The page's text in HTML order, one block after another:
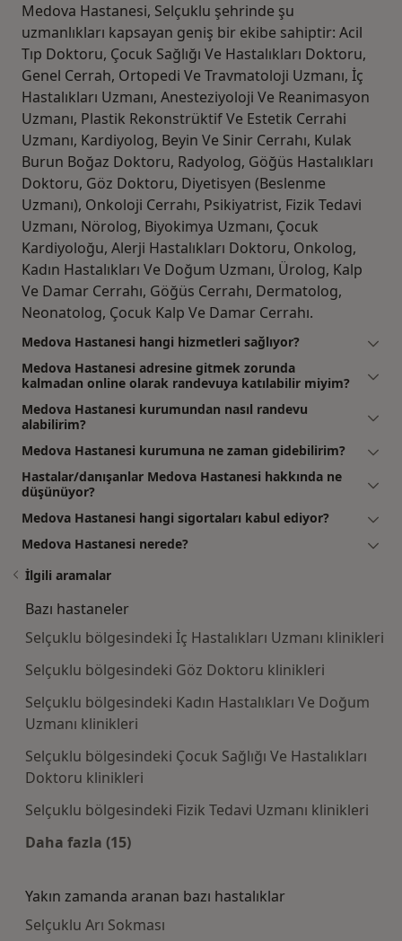
Medova Hastanesi, Selçuklu şehrinde şu
uzmanlıkları kapsayan geniş bir ekibe sahiptir: Acil
Tıp Doktoru, Çocuk Sağlığı Ve Hastalıkları Doktoru,
Genel Cerrah, Ortopedi Ve Travmatoloji Uzmanı, İç
Hastalıkları Uzmanı, Anesteziyoloji Ve Reanimasyon
Uzmanı, Plastik Rekonstrüktif Ve Estetik Cerrahi
Uzmanı, Kardiyolog, Beyin Ve Sinir Cerrahı, Kulak
Burun Boğaz Doktoru, Radyolog, Göğüs Hastalıkları
Doktoru, Göz Doktoru, Diyetisyen (Beslenme
Uzmanı), Onkoloji Cerrahı, Psikiyatrist, Fizik Tedavi
Uzmanı, Nörolog, Biyokimya Uzmanı, Çocuk
Kardiyoloğu, Alerji Hastalıkları Doktoru, Onkolog,
Kadın Hastalıkları Ve Doğum Uzmanı, Ürolog, Kalp
Ve Damar Cerrahı, Göğüs Cerrahı, Dermatolog,
Neonatolog, Çocuk Kalp Ve Damar Cerrahı.
Medova Hastanesi hangi hizmetleri sağlıyor?
Medova Hastanesi adresine gitmek zorunda
kalmadan online olarak randevuya katılabilir miyim?
Medova Hastanesi kurumundan nasıl randevu
alabilirim?
Medova Hastanesi kurumuna ne zaman gidebilirim?
Hastalar/danışanlar Medova Hastanesi hakkında ne
düşünüyor?
Medova Hastanesi hangi sigortaları kabul ediyor?
Medova Hastanesi nerede?
İlgili aramalar
Bazı hastaneler
Selçuklu bölgesindeki İç Hastalıkları Uzmanı klinikleri
Selçuklu bölgesindeki Göz Doktoru klinikleri
Selçuklu bölgesindeki Kadın Hastalıkları Ve Doğum
Uzmanı klinikleri
Selçuklu bölgesindeki Çocuk Sağlığı Ve Hastalıkları
Doktoru klinikleri
Selçuklu bölgesindeki Fizik Tedavi Uzmanı klinikleri
Daha fazla (15)
Yakın zamanda aranan bazı hastalıklar
Selçuklu Arı Sokması